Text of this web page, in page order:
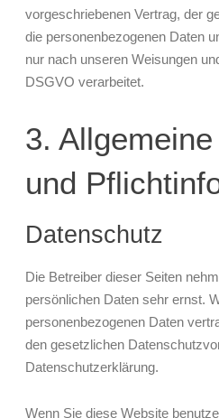
vorgeschriebenen Vertrag, der
die personenbezogenen Daten
nur nach unseren Weisungen
DSGVO verarbeitet.
3.
und
Datenschutz
Die Betreiber dieser Seiten
persönlichen Daten sehr ernst.
personenbezogenen Daten
den gesetzlichen
Datenschutzerklärung.
Wenn Sie diese Website